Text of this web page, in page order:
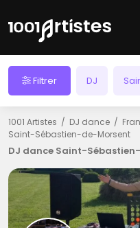
Filtrer DJ
1001 Artistes DJ dance
Saint-Sébastien-de-Morsent
DJ dance Saint-